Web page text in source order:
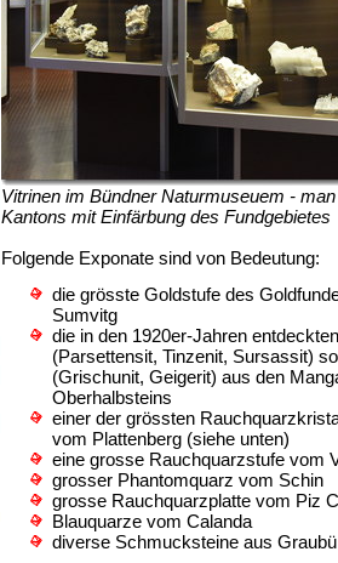
Vitrinen im Bündner Naturmuseuem -
Kantons mit Einfärbung des Fundgebietes
Folgende Exponate sind von Bedeutung:
die grösste Goldstufe des
Sumvitg
die in den 1920er-Jahren
(Parsettensit, Tinzenit, Sursassit)
(Grischunit, Geigerit) aus den
Oberhalbsteins
einer der grössten
vom Plattenberg (siehe unten)
eine grosse Rauchquarzstufe vom
grosser Phantomquarz vom Schin
grosse Rauchquarzplatte vom Piz
Blauquarze vom Calanda
diverse Schmucksteine aus